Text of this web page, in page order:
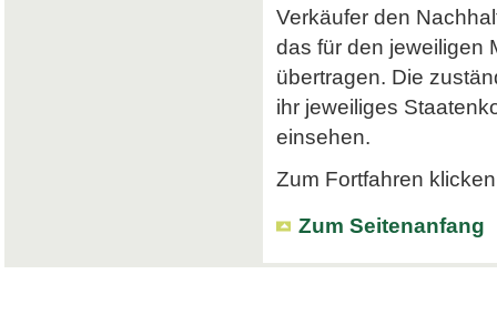
Verkäufer den
das für den jeweiligen
übertragen. Die
ihr jeweiliges
einsehen.
Zum Fortfahren
Zum Seitenanfang